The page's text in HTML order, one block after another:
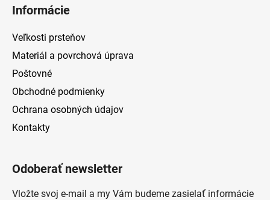
Informácie
Veľkosti prsteňov
Materiál a povrchová úprava
Poštovné
Obchodné podmienky
Ochrana osobných údajov
Kontakty
Odoberať newsletter
Vložte svoj e-mail a my Vám budeme zasielať informácie